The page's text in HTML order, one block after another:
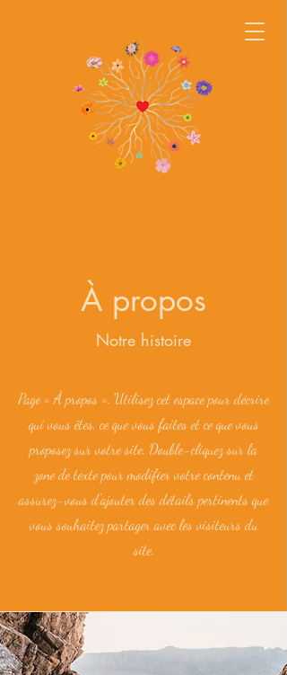
À propos
Notre histoire
Page « À propos ». Utilisez cet espace pour décrire
qui vous êtes, ce que vous faites et ce que vous
proposez sur votre site. Double-cliquez sur la
zone de texte pour modifier votre contenu et
assurez-vous d'ajouter des détails pertinents que
vous souhaitez partager avec les visiteurs du
site.